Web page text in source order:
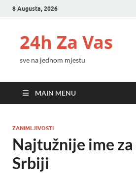
8 Augusta, 2026
24h Za Vas
sve na jednom mjestu
MAIN MENU
ZANIMLJIVOSTI
Najtužnije ime
Srbiji